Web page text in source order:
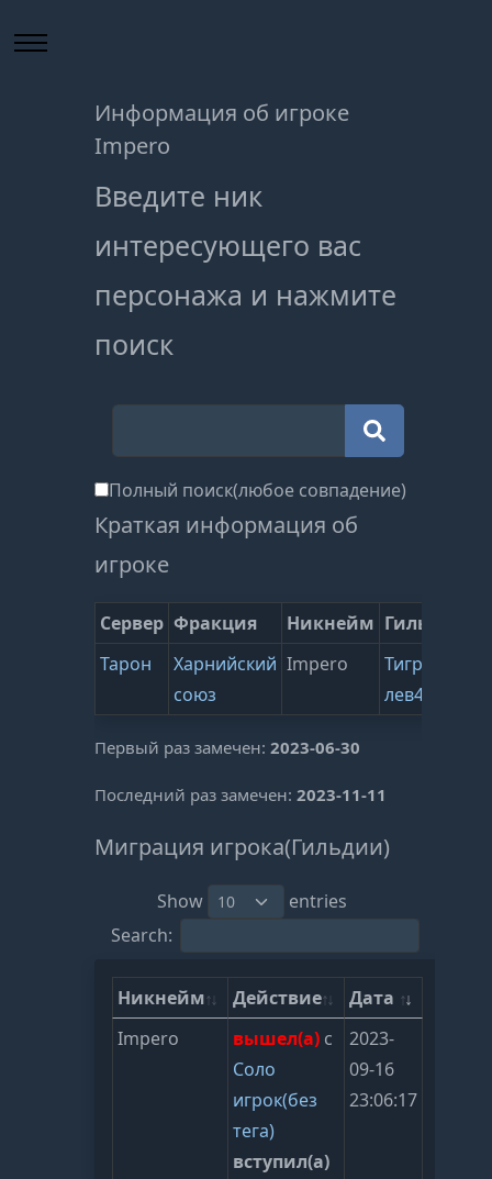
Информация об игроке
Impero
Введите ник
интересующего вас
персонажа и нажмите
поиск
Полный поиск(любое совпадение)
Краткая информация об
игроке
Сервер Фракция Никнейм Гильдия
Тарон
Харнийский
союз
Impero
Тигриный
лев44
Первый раз замечен:2023-06-30
Последний раз замечен:2023-11-11
Миграция игрока(Гильдии)
Show
entries
Search:
Никнейм Действие
Дата
Impero
вышел(а) с
Соло
игрок(без
тега)
вступил(а)
2023-
09-16
23:06:17